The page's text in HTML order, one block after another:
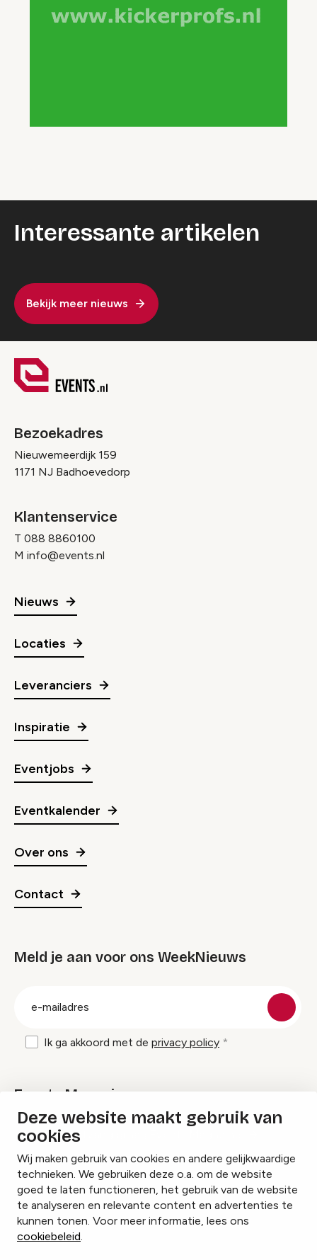
Deze website maakt gebruik van
cookies
Wij maken gebruik van cookies en andere gelijkwaardige
technieken. We gebruiken deze o.a. om de website
goed te laten functioneren, het gebruik van de website
te analyseren en relevante content en advertenties te
kunnen tonen. Voor meer informatie, lees ons
cookiebeleid.
Interessante artikelen
Bekijk meer nieuws
Bezoekadres
Nieuwemeerdijk 159
1171 NJ Badhoevedorp
Klantenservice
T 088 8860100
M info@events.nl
Nieuws
Locaties
Leveranciers
Inspiratie
Eventjobs
Eventkalender
Over ons
Contact
Meld je aan voor ons WeekNieuws
Ik ga akkoord met de privacy policy
Events Magazine
Ik ontvang graag Events Magazine
InstagramFacebookLinkedIn